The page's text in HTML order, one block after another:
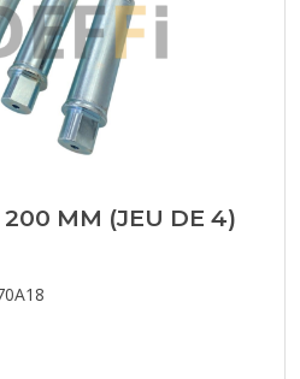
200 MM (JEU DE 4)